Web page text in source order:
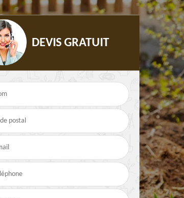
Pose de gazon en
rouleau 63
Paysagiste 63
DEVIS GRATUIT